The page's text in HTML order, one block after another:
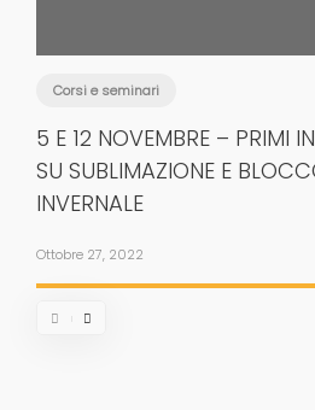
Corsi e seminari
5 E 12 NOVEMBRE – PRIMI
SU SUBLIMAZIONE E
INVERNALE
Ottobre 27, 2022